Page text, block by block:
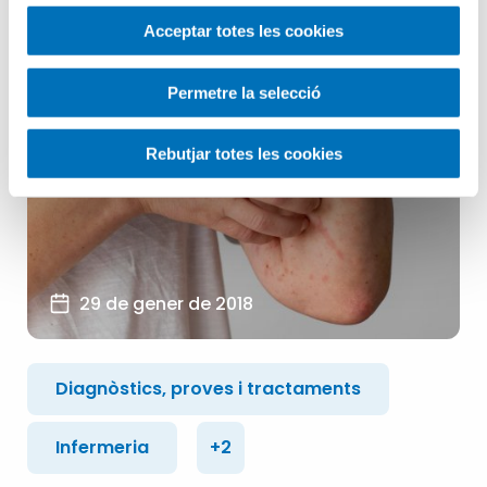
Acceptar totes les cookies
Permetre la selecció
Rebutjar totes les cookies
29 de gener de 2018
Diagnòstics, proves i tractaments
Infermeria +2